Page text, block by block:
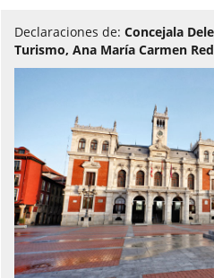
Declaraciones de: Concejala
Turismo, Ana María Carmen